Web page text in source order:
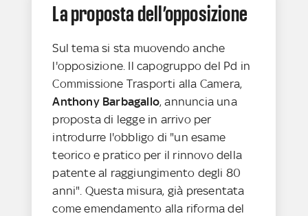
La proposta dell’opposizione
Sul tema si sta muovendo anche
l'opposizione. Il capogruppo del Pd in
Commissione Trasporti alla Camera,
Anthony Barbagallo, annuncia una
proposta di legge in arrivo per
introdurre l'obbligo di "un esame
teorico e pratico per il rinnovo della
patente al raggiungimento degli 80
anni". Questa misura, già presentata
come emendamento alla riforma del